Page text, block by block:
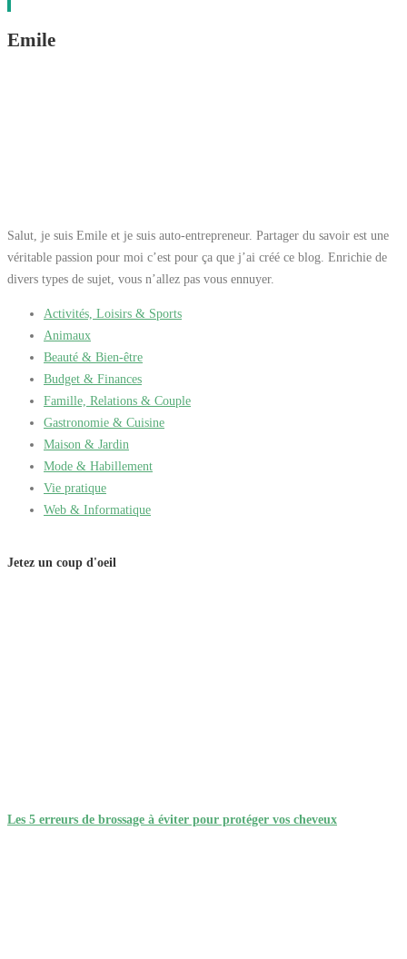
Appliquez sur le cuir
chevelu sec et massez
délicatement. Ne rincez
pas.
Emile
Salut, je suis Emile et je suis auto-entrepreneur. Partager du savoir est une
véritable passion pour moi c’est pour ça que j’ai créé ce blog. Enrichie de
divers types de sujet, vous n’allez pas vous ennuyer.
Activités, Loisirs & Sports
Animaux
Beauté & Bien-être
Budget & Finances
Famille, Relations & Couple
Gastronomie & Cuisine
Maison & Jardin
Mode & Habillement
Vie pratique
Web & Informatique
Jetez un coup d'oeil
Les 5 erreurs de brossage à éviter pour protéger vos cheveux